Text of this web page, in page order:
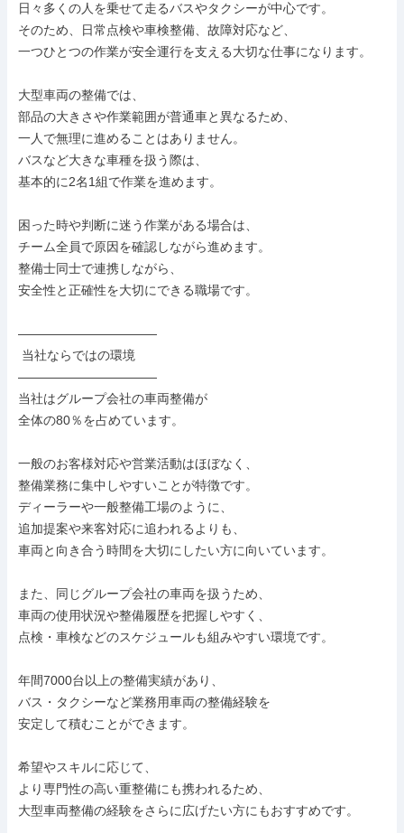
日々多くの人を乗せて走るバスやタクシーが中心です。
そのため、日常点検や車検整備、故障対応など、
一つひとつの作業が安全運行を支える大切な仕事になります。
大型車両の整備では、
部品の大きさや作業範囲が普通車と異なるため、
一人で無理に進めることはありません。
バスなど大きな車種を扱う際は、
基本的に2名1組で作業を進めます。
困った時や判断に迷う作業がある場合は、
チーム全員で原因を確認しながら進めます。
整備士同士で連携しながら、
安全性と正確性を大切にできる職場です。
―――――――――――
―――――――――――
当社はグループ会社の車両整備が
全体の80％を占めています。
一般のお客様対応や営業活動はほぼなく、
整備業務に集中しやすいことが特徴です。
ディーラーや一般整備工場のように、
追加提案や来客対応に追われるよりも、
車両と向き合う時間を大切にしたい方に向いています。
また、同じグループ会社の車両を扱うため、
車両の使用状況や整備履歴を把握しやすく、
点検・車検などのスケジュールも組みやすい環境です。
年間7000台以上の整備実績があり、
バス・タクシーなど業務用車両の整備経験を
安定して積むことができます。
希望やスキルに応じて、
より専門性の高い重整備にも携われるため、
大型車両整備の経験をさらに広げたい方にもおすすめです。